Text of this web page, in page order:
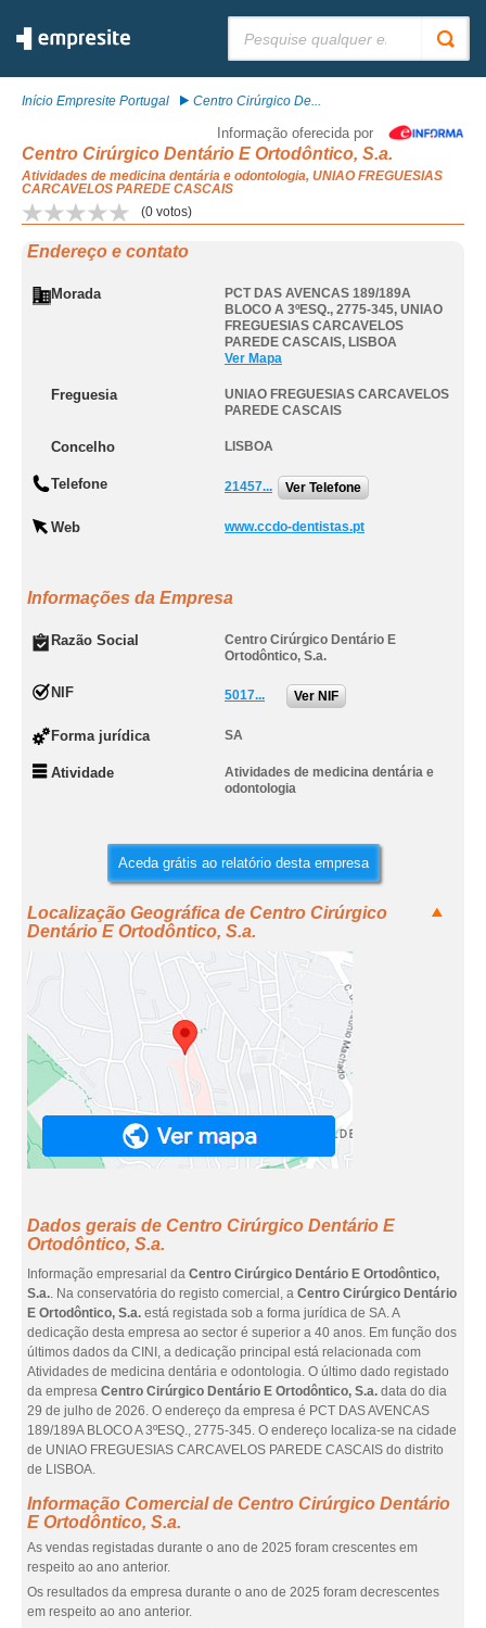
Início Empresite Portugal Centro Cirúrgico De...
Informação oferecida por
Centro Cirúrgico Dentário E Ortodôntico, S.a.
Atividades de medicina dentária e odontologia, UNIAO FREGUESIAS
CARCAVELOS PAREDE CASCAIS
(0 votos)
Endereço e contato
Morada
PCT DAS AVENCAS 189/189A
BLOCO A 3ºESQ., 2775-345, UNIAO
FREGUESIAS CARCAVELOS
PAREDE CASCAIS, LISBOA
Ver Mapa
Freguesia
UNIAO FREGUESIAS CARCAVELOS
PAREDE CASCAIS
Concelho LISBOA
Telefone 21457... Ver Telefone
Web www.ccdo-dentistas.pt
Informações da Empresa
Razão Social
Centro Cirúrgico Dentário E
Ortodôntico, S.a.
NIF 5017... Ver NIF
Forma jurídica SA
Atividade
Atividades de medicina dentária e
odontologia
Aceda grátis ao relatório desta empresa
Localização Geográfica de Centro Cirúrgico
Dentário E Ortodôntico, S.a.
Dados gerais de Centro Cirúrgico Dentário E
Ortodôntico, S.a.
Informação empresarial da Centro Cirúrgico Dentário E Ortodôntico,
S.a.. Na conservatória do registo comercial, a Centro Cirúrgico Dentário
E Ortodôntico, S.a. está registada sob a forma jurídica de SA. A
dedicação desta empresa ao sector é superior a 40 anos. Em função dos
últimos dados da CINI, a dedicação principal está relacionada com
Atividades de medicina dentária e odontologia. O último dado registado
da empresa Centro Cirúrgico Dentário E Ortodôntico, S.a. data do dia
29 de julho de 2026. O endereço da empresa é PCT DAS AVENCAS
189/189A BLOCO A 3ºESQ., 2775-345. O endereço localiza-se na cidade
de UNIAO FREGUESIAS CARCAVELOS PAREDE CASCAIS do distrito
de LISBOA.
Informação Comercial de Centro Cirúrgico Dentário
E Ortodôntico, S.a.
As vendas registadas durante o ano de 2025 foram crescentes em
respeito ao ano anterior.
Os resultados da empresa durante o ano de 2025 foram decrescentes
em respeito ao ano anterior.